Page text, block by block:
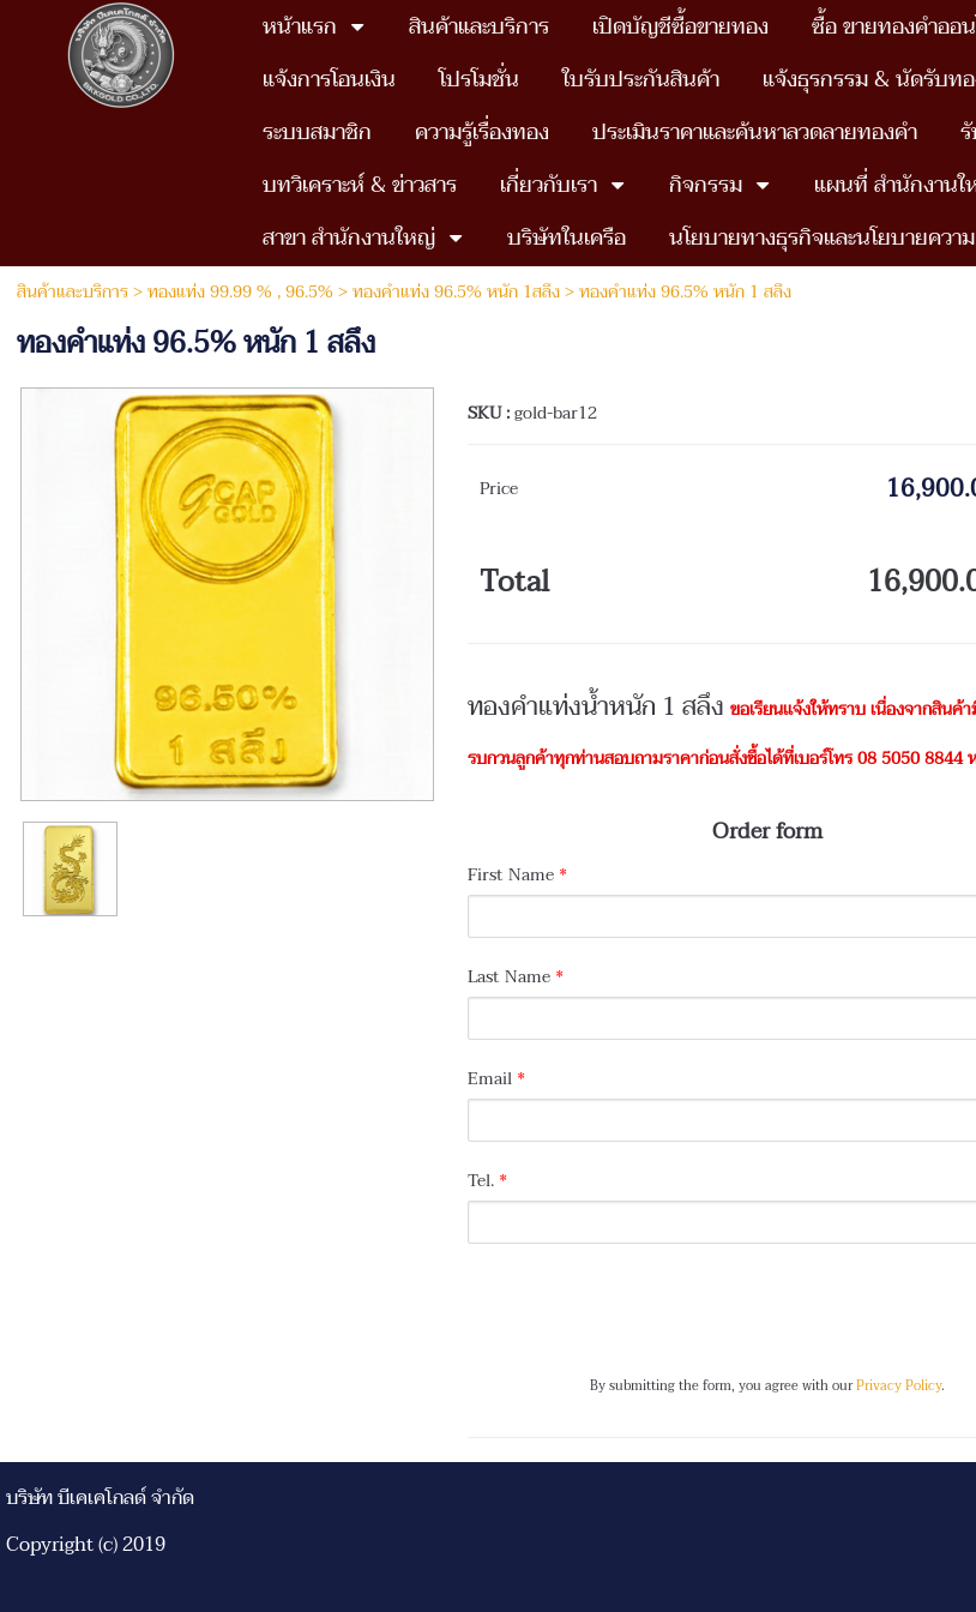
หน้าแรก สินค้าและบริการ เปิดบัญชีซื้อขายทอง ซื้อ ขายทองคำออ
แจ้งการโอนเงิน
โปรโมชั่น ใบรับประกันสินค้า แจ้งธุรกรรม & นัดรับท
ระบบสมาชิก
ความรู้เรื่องทอง ประเมินราคาและค้นหาลวดลายทองคำ
บทวิเคราะห์ & ข่าวสาร
เกี่ยวกับเรา กิจกรรม
แผนที่ สำนักงานใ
สาขา สำนักงานใหญ่
บริษัทในเครือ นโยบายทางธุรกิจและนโยบายควา
สินค้าและบริการ>ทองแท่ง 99.99 % , 96.5% >ทองคำแท่ง 96.5% หนัก 1สลึง> ทองคำแท่ง 96.5% หนัก 1 สลึง
ทองคำแท่ง 96.5% หนัก 1 สลึง
SKU :gold-bar12
Price
Total
ทองคำแท่งน้ำหนัก 1 สลึง ขอเรียนเเจ้งให้ทราบ เนื่องจากสิน
รบกวนลูกค้าทุกท่านสอบถามราคาก่อนสั่งซื้อได้ที่เบอร์โทร 08 5050 8844
Order form
First Name *
Last Name *
Email *
Tel. *
By submitting the form, you agree with ourPrivacy Policy.
บริษัท บีเคเคโกลด์ จำกัด
Copyright (c) 2019